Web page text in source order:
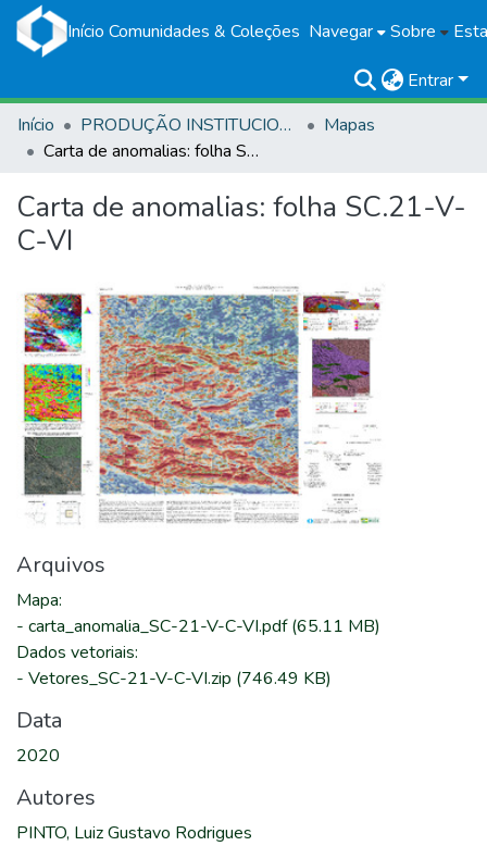
Início Comunidades & Coleções Navegar Sobre
Entrar
Início
PRODUÇÃO INSTITUCIONAL
Mapas
Carta de anomalias: folha SC.21-V-C-VI
Carta de anomalias: folha SC.21-V-
C-VI
Arquivos
Mapa:
- carta_anomalia_SC-21-V-C-VI.pdf(65.11 MB)
Dados vetoriais:
- Vetores_SC-21-V-C-VI.zip (746.49 KB)
Data
2020
Autores
PINTO, Luiz Gustavo Rodrigues